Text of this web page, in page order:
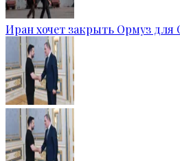
Иран хочет закрыть Ормуз